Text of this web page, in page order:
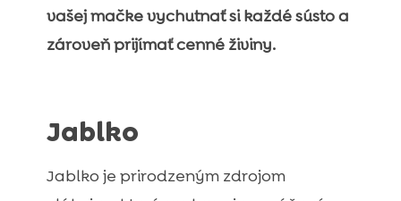
vašej mačke vychutnať si každé sústo a
zároveň prijímať cenné živiny.
Jablko
Jablko je prirodzeným zdrojom